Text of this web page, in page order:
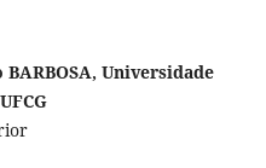
Universidade